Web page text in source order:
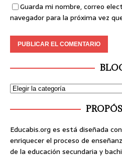
Guarda mi nombre, correo
navegador para la próxima vez
Educabis.org es está diseñada
enriquecer el proceso de
de la educación secundaria y